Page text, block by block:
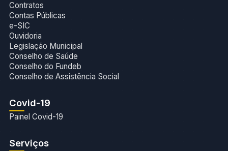
Contratos
Contas Públicas
e-SIC
Ouvidoria
Legislação Municipal
Conselho de Saúde
Conselho do Fundeb
Conselho de Assistência Social
Covid-19
Painel Covid-19
Serviços